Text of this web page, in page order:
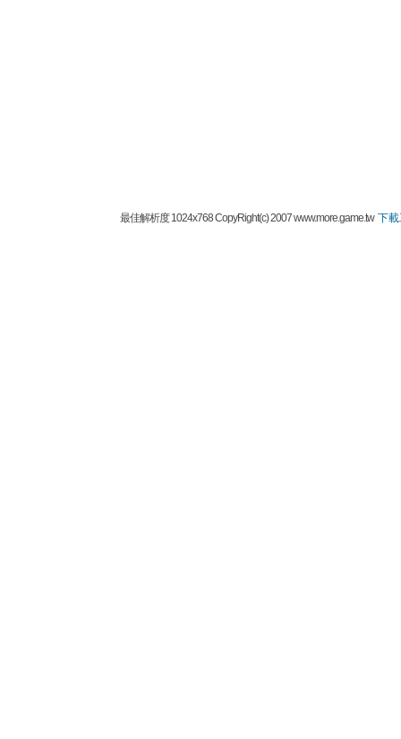
最佳解析度 1024x768 CopyRight(c) 2007 www.more.game.tw 下